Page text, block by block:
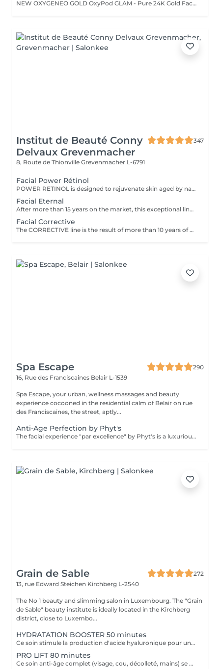
NEW OXYGENEO GOLD OxyPod GLAM - Pure 24K Gold Facial A luxurious pure gold facial revitalizes and firms dull skin, boosts skin hydration, and prov It is a care combining the internal production of oxygen in the skin, the microabrasion of the stratum corneum and the infusion of active ingredients in the deep layers of the skin. A pleasant treatment that acts simultaneously on 3 levels for immediately visible results. By associating the radiofrequency, the treatment improves the contours of the face, the cutaneous aspect. The skin is fresh, young and radiant. TriPollar RF Radio Frequency is a new, highly advanced technology for non-invasive facial firming. The skin is heated deep, which allows a tightening effect of collagen fibers making the skin firmer instantly. Radio Frequency also stimulates the natural production of collagen and elastin fibers for significant results in the improvement of facial lines and wrinkles. The results are immediately visible and persist without surgery and without revalidation time. In addition, the ultrasound temporarily reduces the density of the layers of the skin, in this way spaces are formed between the cells. Active ingredients can therefore penetrate deeper into the skin. The active ingredients are composed of small molecules that allow a better passage between the cells. This process is safe and effective for all skin types even for the most sensitive skin. It is also painless, provides a micro massage and stimulates regeneratio
Institut de Beauté Conny
Delvaux Grevenmacher
347
8, Route de Thionville Grevenmacher L-6791
Facial Power Rétinol
POWER RETINOL is designed to rejuvenate skin aged by natural causes or by the sun (photoageing).
Facial Eternal
After more than 15 years on the market, this exceptional line has been further developed. ETERNAL stimulates regeneration in every layer of the skin and reverses the cellular ageing process known as senescence. The result: rejuvenated and regenerated skin for lasting beauty!
Facial Corrective
The CORRECTIVE line is the result of more than 10 years of experience: a cosmetic treatment that quickly and effectively reduces deep wrinkles and facial lines. This innovative product combines 3 mechanisms of action: peeling - filling - decontracting - in a single treatment and has a strong smoothing effect, even on deep wrinkles. The result is that wrinkles gradually disappear naturally from the first treatment!
Spa Escape
290
16, Rue des Franciscaines Belair L-1539
Spa Escape, your urban, wellness massages and beauty
experience cocooned in the residential calm of Belair on rue
des Franciscaines, the street, aptly...
Anti-Age Perfection by Phyt's
The facial experience "par excellence" by Phyt's is a luxurious choice. It is a combination of natural, concentrated active ingredients like Edelweiss, rosemary and vitamin E, chosen for the mature skin. The gentle introduction of the Dermophyts machine helps to limits cutaneous stress, reduce fine lines and other visible signs of ageing. The treatment firms and tightens and leaves your skin looking radiant and luminous even after the first treatment...But that's not all, your hands and arms or neck get a mini anti-aging treatment too!
Grain de Sable
272
13, rue Edward Steichen Kirchberg L-2540
The No 1 beauty and slimming salon in Luxembourg. The "Grain
de Sable" beauty institute is ideally located in the Kirchberg
district, close to Luxembo...
HYDRATATION BOOSTER 50 minutes
Ce soin stimule la production d'acide hyaluronique pour une hydratation intense, redonnant à la peau un aspect repulpé et lissé tout en la protégeant des agressions extérieures et du vieillissement cutané.
PRO LIFT 80 minutes
Ce soin anti-âge complet (visage, cou, décolleté, mains) se distingue par sa combinaison unique d'exfoliations, de stimulation cellulaire mécanique et de manoeuvres facialistes exclusives. Il uniformise et illumine le teint, tout en liftant et redessinant les contours du visage. En comblant visiblement les rides et en renforçant la fermeté de la peau, ce soin révèle un épiderme plus lisse, lifté et rajeuni.